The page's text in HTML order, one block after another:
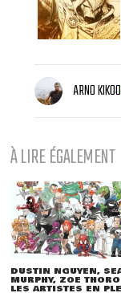
ARNO KIKOO
À LIRE ÉGALEMENT
DUSTIN NGUYEN,
MURPHY, ZOE
LES ARTISTES EN